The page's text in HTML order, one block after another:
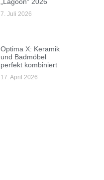
7. Juli 2026
Optima X: Keramik
und Badmöbel
perfekt kombiniert
17. April 2026